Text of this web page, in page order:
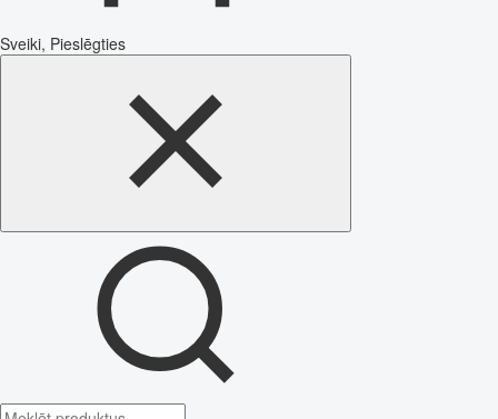
Sveiki, Pieslēgties